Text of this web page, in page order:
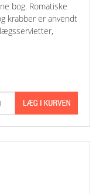
bog. Romatiske
krabber er anvendt